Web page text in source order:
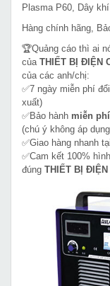
Plasma P60, Dây khí
Hàng chính hãng,
🏆Quảng cáo thì ai
của THIẾT BỊ ĐIỆN
của các anh/chị:
✅7 ngày miễn phí
xuất)
✅Bảo hành miễn phí
(chú ý không áp
✅Giao hàng nhanh
✅Cam kết 100%
đúng THIẾT BỊ ĐIỆN